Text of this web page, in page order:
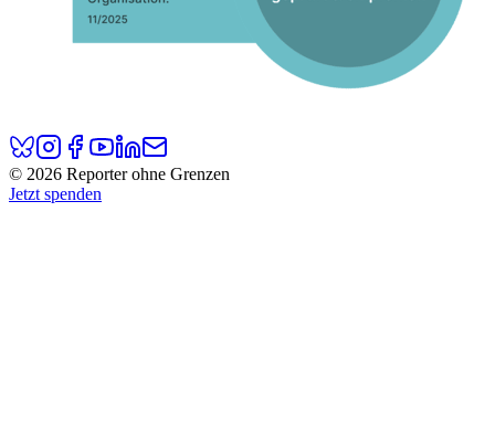
© 2026 Reporter ohne Grenzen
Jetzt spenden